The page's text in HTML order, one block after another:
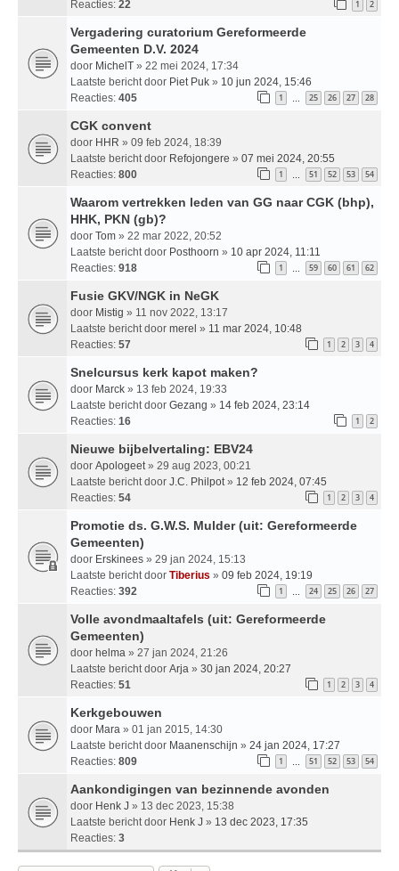
Reacties: 22 1 2
Vergadering curatorium Gereformeerde
Gemeenten D.V. 2024
door MichelT » 22 mei 2024, 17:34
Laatste bericht door Piet Puk » 10 jun 2024, 15:46
Reacties: 405 1 … 25 26 27 28
CGK convent
door HHR » 09 feb 2024, 18:39
Laatste bericht door Refojongere » 07 mei 2024, 20:55
Reacties: 800 1 … 51 52 53 54
Waarom vertrekken leden van GG naar CGK (bhp),
HHK, PKN (gb)?
door Tom » 22 mar 2022, 20:52
Laatste bericht door Posthoorn » 10 apr 2024, 11:11
Reacties: 918 1 … 59 60 61 62
Fusie GKV/NGK in NeGK
door Mistig » 11 nov 2022, 13:17
Laatste bericht door merel » 11 mar 2024, 10:48
Reacties: 57 1 2 3 4
Snelcursus kerk kapot maken?
door Marck » 13 feb 2024, 19:33
Laatste bericht door Gezang » 14 feb 2024, 23:14
Reacties: 16 1 2
Nieuwe bijbelvertaling: EBV24
door Apologeet » 29 aug 2023, 00:21
Laatste bericht door J.C. Philpot » 12 feb 2024, 07:45
Reacties: 54 1 2 3 4
Promotie ds. G.W.S. Mulder (uit: Gereformeerde
Gemeenten)
door Erskinees » 29 jan 2024, 15:13
Laatste bericht door Tiberius » 09 feb 2024, 19:19
Reacties: 392 1 … 24 25 26 27
Volle avondmaaltafels (uit: Gereformeerde
Gemeenten)
door helma » 27 jan 2024, 21:26
Laatste bericht door Arja » 30 jan 2024, 20:27
Reacties: 51 1 2 3 4
Kerkgebouwen
door Mara » 01 jan 2015, 14:30
Laatste bericht door Maanenschijn » 24 jan 2024, 17:27
Reacties: 809 1 … 51 52 53 54
Aankondigingen van bezinnende avonden
door Henk J » 13 dec 2023, 15:38
Laatste bericht door Henk J » 13 dec 2023, 17:35
Reacties: 3